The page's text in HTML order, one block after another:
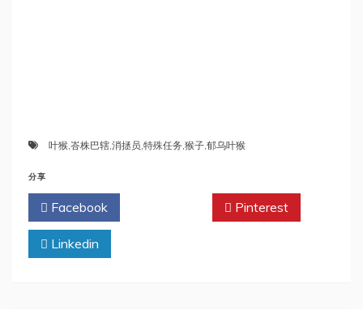
叶猴,峇株巴辖,消拯员,特殊任务,猴子,郁乌叶猴
分享
Facebook Pinterest
Linkedin